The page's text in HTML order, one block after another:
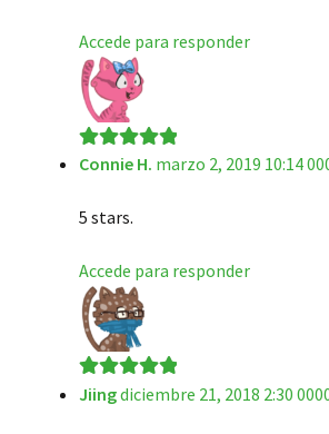
Accede para responder
Valorado en5
Connie H. marzo 2, 2019 10:14
5 stars.
Accede para responder
Valorado en5
Jiingdiciembre 21, 2018 2:30